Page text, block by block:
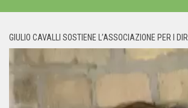
GIULIO CAVALLI SOSTIENE L’ASSOCIAZIONE PER I
Player